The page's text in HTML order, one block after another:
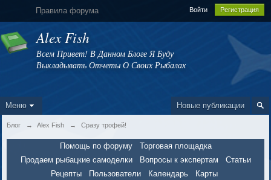
Правила форума Войти Регистрация
Alex Fish
Всем Привет! В Данном Блоге Я Буду
Выкладывать Отчеты О Своих Рыбалах
Новые публикации
Меню
Блог → Alex Fish → Сразу трофей!
Помощь по форуму
Торговая площадка
Продаем рыбацкие самоделки
Вопросы к экспертам
Статьи
Рецепты
Пользователи Календарь Карты